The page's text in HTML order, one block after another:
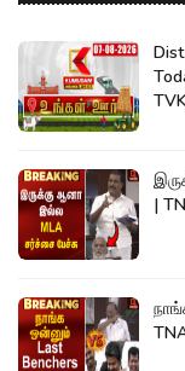
|